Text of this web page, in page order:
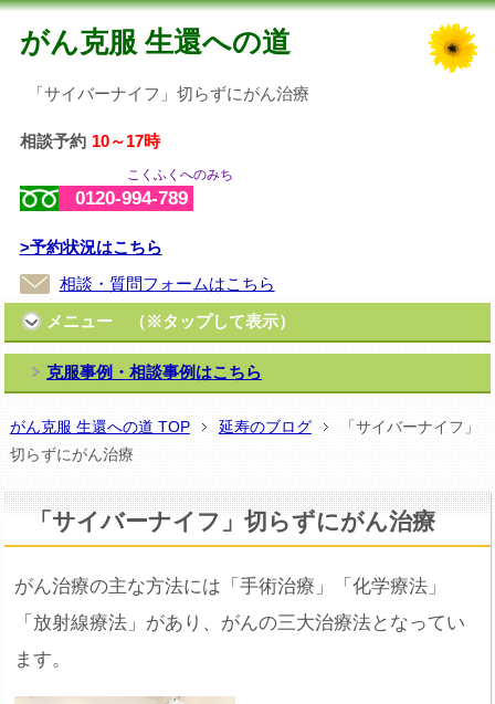
がん克服 生還への道
「サイバーナイフ」切らずにがん治療
相談予約 10～17時
こくふくへのみち
0120-994-789
>予約状況はこちら
相談・質問フォームはこちら
メニュー （※タップして表示）
克服事例・相談事例はこちら
がん克服 生還への道 TOP 延寿のブログ
「サイバーナイフ」
切らずにがん治療
「サイバーナイフ」切らずにがん治療
がん治療の主な方法には「手術治療」「化学療法」
「放射線療法」があり、がんの三大治療法となってい
ます。